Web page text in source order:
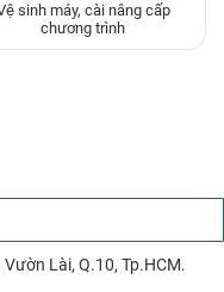
sinh máy, cài nâng cấp
chương trình
Lài, Q.10, Tp.HCM.